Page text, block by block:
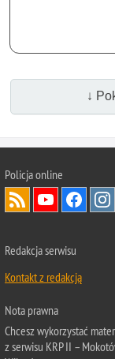
↓
Policja online
Redakcja serwisu
Kontakt z redakcją
Nota prawna
Chcesz wykorzystać
z serwisu KRP II –